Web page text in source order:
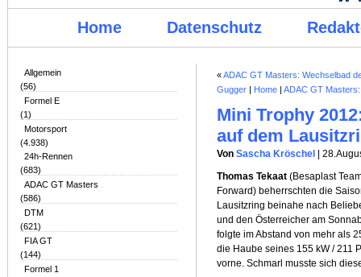
Home Datenschutz
Allgemein
(56)
Formel E
(1)
Motorsport
(4.938)
24h-Rennen
(683)
ADAC GT Masters
(586)
DTM
(621)
FIA GT
(144)
Formel 1
«ADAC GT Masters: Wechselbad
Gugger | Home | ADAC GT
Mini Trophy
auf dem
Von Sascha Kröschel
|
Thomas Tekaat (Besaplast
Forward) beherrschten die
Lausitzring beinahe nach
und den Österreicher am
folgte im Abstand von mehr als
die Haube seines 155 kW / 211
vorne. Schmarl musste sich